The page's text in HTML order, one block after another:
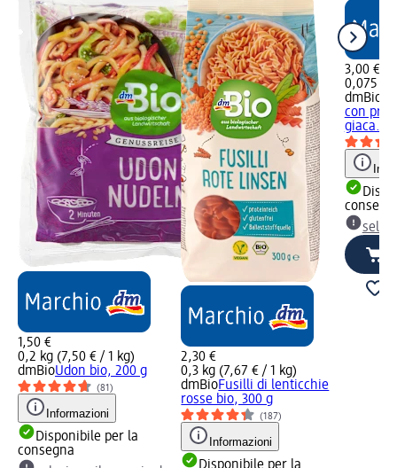
1,50 €
0,2 kg (7,50 € / 1 kg)
dmBioUdon bio, 200 g
(81)
Informazioni
Disponibile per la
consegna
2,30 €
0,3 kg (7,67 € / 1 kg)
dmBioFusilli di lenticchie
rosse bio, 300 g
(187)
Informazioni
3,00 €
0,075
dmBio
con
giaca...,